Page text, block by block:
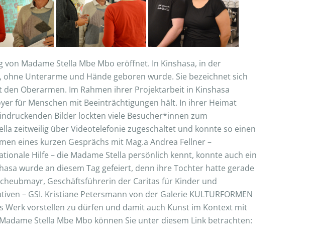
von Madame Stella Mbe Mbo eröffnet. In Kinshasa, in der
Unterarme und Hände geboren wurde. Sie bezeichnet sich
Oberarmen. Im Rahmen ihrer Projektarbeit in Kinshasa
für Menschen mit Beeinträchtigungen hält. In ihrer Heimat
Bilder lockten viele Besucher*innen zum
zeitweilig über Videotelefonie zugeschaltet und konnte so einen
eines kurzen Gesprächs mit Mag.a Andrea Fellner –
Hilfe – die Madame Stella persönlich kennt, konnte auch ein
wurde an diesem Tag gefeiert, denn ihre Tochter hatte gerade
Geschäftsführerin der Caritas für Kinder und
– GSI. Kristiane Petersmann von der Galerie KULTURFORMEN
vorstellen zu dürfen und damit auch Kunst im Kontext mit
Stella Mbe Mbo können Sie unter diesem Link betrachten: